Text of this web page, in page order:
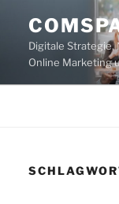
Inhalt
springen
Digitale Strategie,
Online Marketing